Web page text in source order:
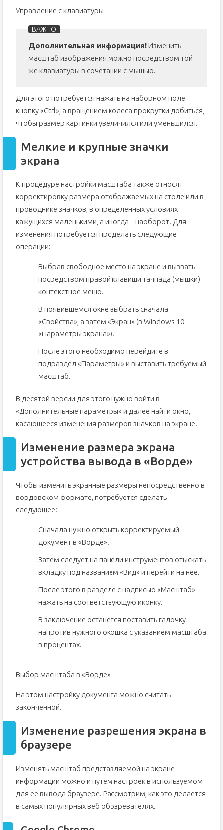
Управление с клавиатуры
Дополнительная информация!Изменить
масштаб изображения можно посредством той
же клавиатуры в сочетании с мышью.
Для этого потребуется нажать на наборном поле
кнопку «Ctrl», а вращением колеса прокрутки добиться,
чтобы размер картинки увеличился или уменьшился.
Мелкие и крупные значки
экрана
К процедуре настройки масштаба также относят
корректировку размера отображаемых на столе или в
проводнике значков, в определенных условиях
кажущихся маленькими, а иногда – наоборот. Для
изменения потребуется проделать следующие
операции:
Выбрав свободное место на экране и вызвать
посредством правой клавиши тачпада (мышки)
контекстное меню.
В появившемся окне выбрать сначала
«Свойства», а затем «Экран» (в Windows 10 –
«Параметры экрана»).
После этого необходимо перейдите в
подраздел «Параметры» и выставить требуемый
масштаб.
В десятой версии для этого нужно войти в
«Дополнительные параметры» и далее найти окно,
касающееся изменения размеров значков на экране.
Изменение размера экрана
устройства вывода в «Ворде»
Чтобы изменить экранные размеры непосредственно в
вордовском формате, потребуется сделать
следующее:
Сначала нужно открыть корректируемый
документ в «Ворде».
Затем следует на панели инструментов отыскать
вкладку под названием «Вид» и перейти на нее.
После этого в разделе с надписью «Масштаб»
нажать на соответствующую иконку.
В заключение останется поставить галочку
напротив нужного окошка с указанием масштаба
в процентах.
Выбор масштаба в «Ворде»
На этом настройку документа можно считать
законченной.
Изменение разрешения экрана в
браузере
Изменять масштаб представляемой на экране
информации можно и путем настроек в используемом
для ее вывода браузере. Рассмотрим, как это делается
в самых популярных веб обозревателях.